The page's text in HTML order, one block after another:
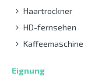
Haartrockner
HD-fernsehen
Kaffeemaschine
Eignung